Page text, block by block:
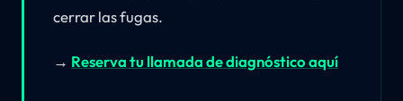
cerrar las fugas.
→ Reserva tu llamada de diagnóstico aquí